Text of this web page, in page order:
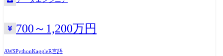
改善提案・開発 ・アプリ・インフラ・運用における各種アーキテクチャ
発メンバーへの指示・レビュー・調整 ●配属先 サービスソリューション
事業本部 ビジネスイノベーション事業部 マニュファクチャリングソリュ
ーション部 【業務の変更範囲】 すべての業務への配置転換あり(在籍出
700～1,200万円
AWSPythonKaggleR言語